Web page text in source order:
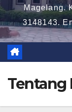
Magelang.
3148143.
Tentang